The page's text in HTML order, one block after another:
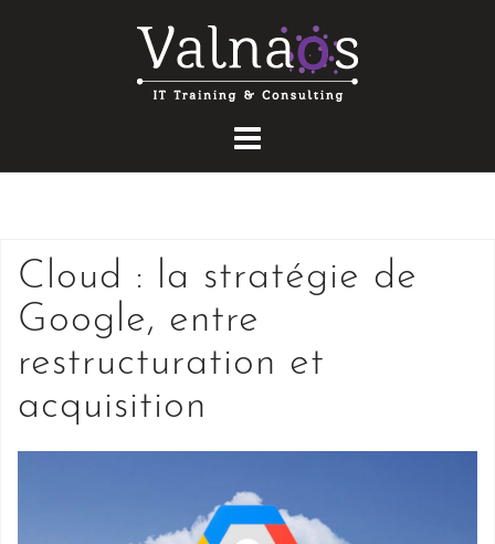
Cloud : la stratégie de
Google, entre
restructuration et
acquisition